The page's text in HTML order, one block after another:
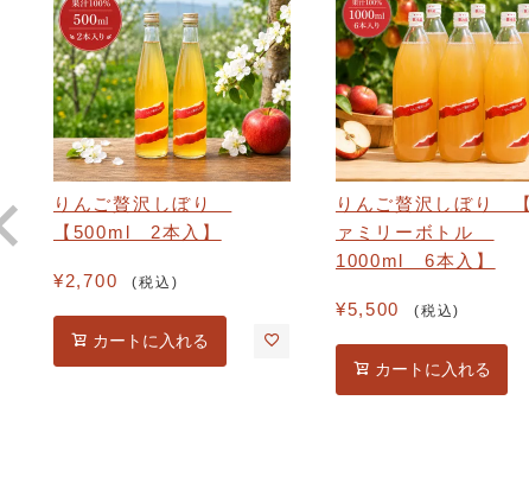
りんご贅沢しぼり
【500ml 2本入】
¥2,700 税込
カートに入れる
りんご贅沢しぼり
ァミリーボトル
1000ml 6本入】
¥5,500 税込
カートに入れる